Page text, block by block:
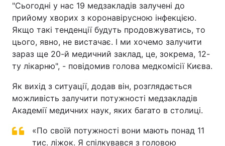
"Сьогодні у нас 19 медзакладів залучені до
прийому хворих з коронавірусною інфекцією.
Якщо такі тенденції будуть продовжуватись, то
цього, явно, не вистачає. І ми хочемо залучити
зараз ще 20-й медичний заклад, це, зокрема, 12-
ту лікарню", - повідомив голова медкомісії Києва.
Як вихід з ситуації, додав він, розглядається
можливість залучити потужності медзакладів
Академії медичних наук, яких багато в столиці.
«По своїй потужності вони мають понад 11
тис. ліжок. Я спілкувався з головою